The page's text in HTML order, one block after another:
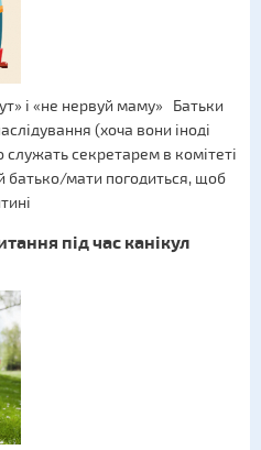
і «не нервуй маму» Батьки
(хоча вони іноді
служать секретарем в комітеті
батько/мати погодиться, щоб
під час канікул